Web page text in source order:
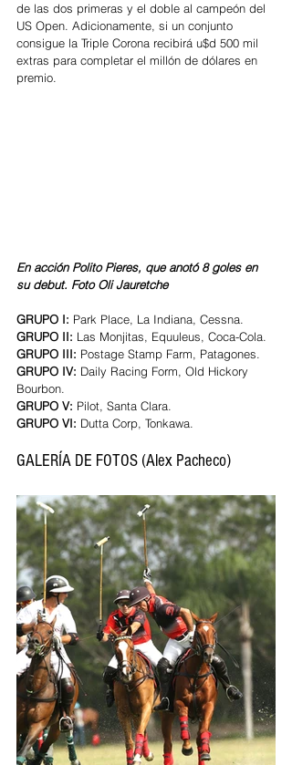
de las dos primeras y el doble al campeón del
US Open. Adicionamente, si un conjunto
consigue la Triple Corona recibirá u$d 500 mil
extras para completar el millón de dólares en
premio.
En acción Polito Pieres, que anotó 8 goles en
su debut. Foto Oli Jauretche
GRUPO I: Park Place, La Indiana, Cessna.
GRUPO II: Las Monjitas, Equuleus, Coca-Cola.
GRUPO III: Postage Stamp Farm, Patagones.
GRUPO IV: Daily Racing Form, Old Hickory
Bourbon.
GRUPO V: Pilot, Santa Clara.
GRUPO VI: Dutta Corp, Tonkawa.
GALERÍA DE FOTOS (Alex Pacheco)